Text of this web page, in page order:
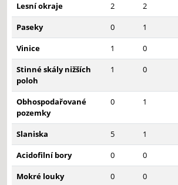
Lesní okraje
2 2
Paseky
0 1
Vinice
1 0
Stinné skály nižších
poloh
1 0
Obhospodařované
pozemky
0 1
Slaniska 5 1
Acidofilní bory
0 0
Mokré louky
0 0